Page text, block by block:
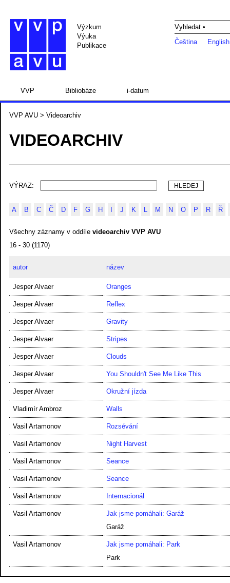
Výzkum
Výuka
Publikace
Vyhledat •
Čeština
English
VVP Bibliobáze i-datum
VVP AVU > Videoarchiv
VIDEOARCHIV
VÝRAZ:
A B C Č D F G H J K L M N O P R Ř
Všechny záznamy v oddíle videoarchiv VVP AVU
16 - 30 (1170)
autor název
Jesper Alvaer Oranges
Jesper Alvaer Reflex
Jesper Alvaer Gravity
Jesper Alvaer Stripes
Jesper Alvaer Clouds
Jesper Alvaer You Shouldn't See Me Like This
Jesper Alvaer Okružní jízda
Vladimír Ambroz Walls
Vasil Artamonov Rozsévání
Vasil Artamonov Night Harvest
Vasil Artamonov Seance
Vasil Artamonov Seance
Vasil Artamonov Internacionál
Vasil Artamonov
Jak jsme pomáhali: Garáž
Garáž
Vasil Artamonov
Jak jsme pomáhali: Park
Park